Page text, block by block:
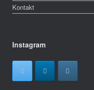
Kontakt
Instagram